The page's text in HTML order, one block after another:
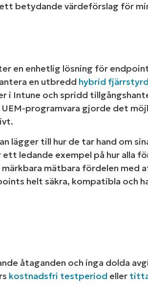
betydande värdeförslag för
en enhetlig lösning för
en utbredd hybrid fjärrstyrd
i Intune och spridd
UEM-programvara gjorde det
lägger till hur de tar hand om
ledande exempel på hur alla
märkbara mätbara fördelen med
helt säkra, kompatibla och
åtaganden och inga dolda
kostnadsfri testperiod eller